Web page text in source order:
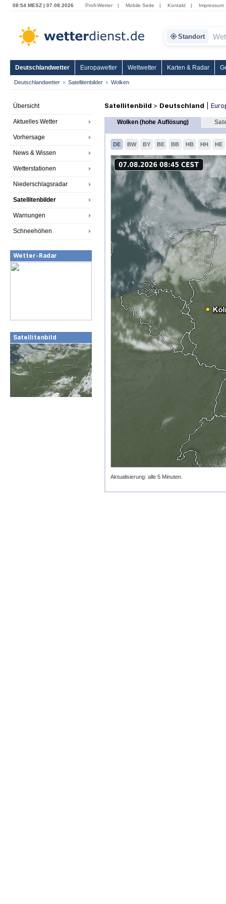
08:54 MESZ | 07.08.2026 Profi-Wetter | Mobile Seite | Kontakt | Impressum
Standort
Deutschlandwetter Europawetter Weltwetter Karten & Radar
Deutschlandwetter Satellitenbilder Wolken
Übersicht
Aktuelles Wetter
Vorhersage
News & Wissen
Wetterstationen
Niederschlagsradar
Satellitenbilder
Warnungen
Schneehöhen
Wetter-Radar
Satellitenbild
Satellitenbild > Deutschland
Wolken (hohe Auflösung)
DE BW BY BE BB HB HH HE
Aktualisierung: alle 5 Minuten.